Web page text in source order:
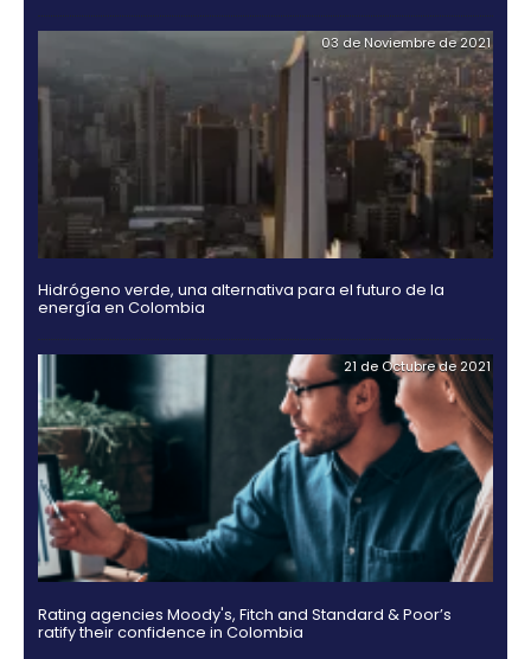
Por último, existen puertos bien desarrollados que
conexiones sólidas con rutas comerciales
disminuyendo los tiempos de transporte y
importación y exportación de productos sean
competitivas.
OTROS DOCUMENTOS
Guía Legal 2025 para Invertir en Colombia